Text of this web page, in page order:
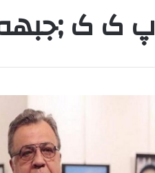
پ ک ک ;جبهه